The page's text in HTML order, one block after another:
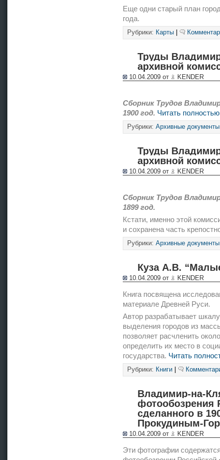
Еще одни старый план
года.
Рубрики: Карты
Труды
архивной
10.04.2009 от KENDER
Сборник Трудов
1900 год. Читать
Рубрики: Архивные документы
Труды
архивной
10.04.2009 от KENDER
Сборник Трудов
1899 год.
Кстати, именно этой
и сохранена часть
Рубрики: Архивные документы
Куза А.В.
10.04.2009 от KENDER
Книга посвящена
материале Древней Руси.
Автор разрабатывает
выделения городов из
позволяет расчленить
определить их место в
государства. Читать
Рубрики: Книги
Владимир-на-
фотообозрения
сделанного в
Прокудиным-
10.04.2009 от KENDER
Эти фотографии